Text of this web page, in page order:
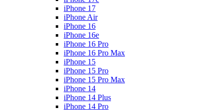
iPhone 17
iPhone Air
iPhone 16
iPhone 16e
iPhone 16 Pro
iPhone 16 Pro Max
iPhone 15
iPhone 15 Pro
iPhone 15 Pro Max
iPhone 14
iPhone 14 Plus
iPhone 14 Pro